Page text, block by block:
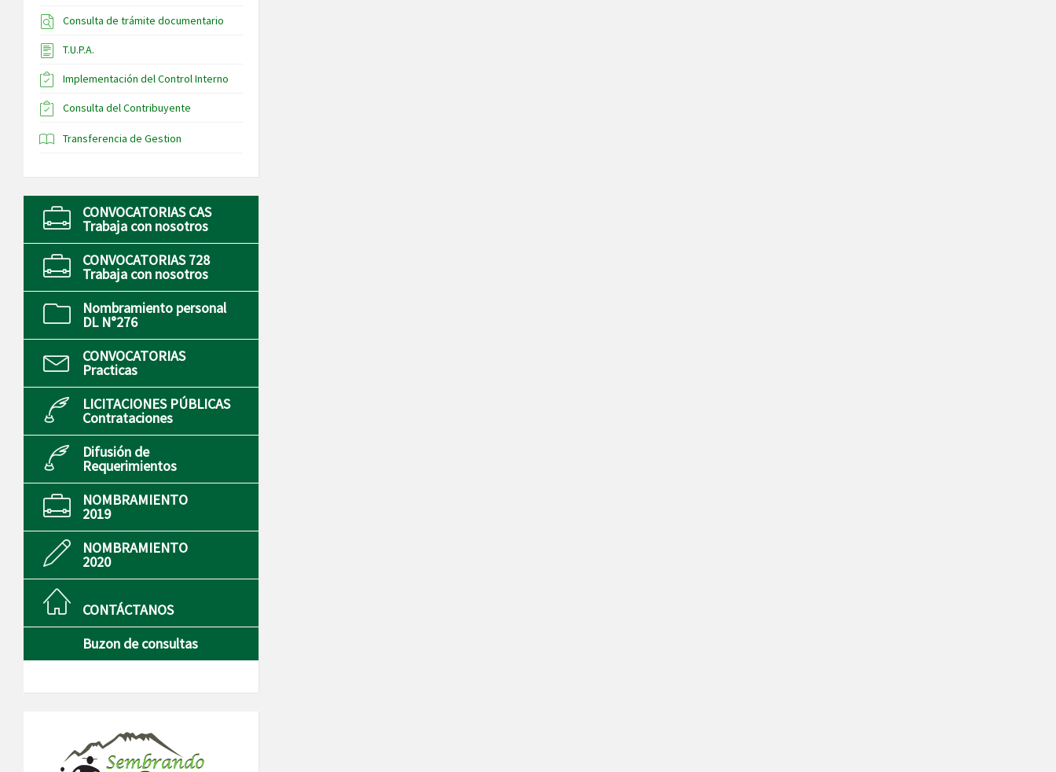
Consulta de trámite documentario
T.U.P.A.
Implementación del Control Interno
Consulta del Contribuyente
Transferencia de Gestion
CONVOCATORIAS CAS
Trabaja con nosotros
CONVOCATORIAS 728
Trabaja con nosotros
Nombramiento personal
DL N°276
CONVOCATORIAS
Practicas
LICITACIONES PÚBLICAS
Contrataciones
Difusión de
Requerimientos
NOMBRAMIENTO
2019
NOMBRAMIENTO
2020
CONTÁCTANOS
Buzon de consultas